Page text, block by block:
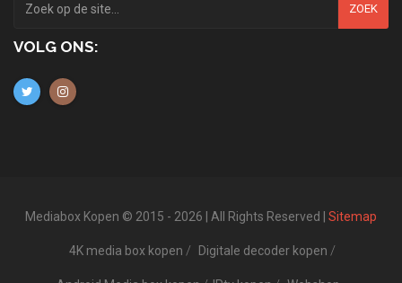
ZOEK
VOLG ONS:
Mediabox Kopen © 2015 - 2026 | All Rights Reserved | Sitemap
4K media box kopen Digitale decoder kopen